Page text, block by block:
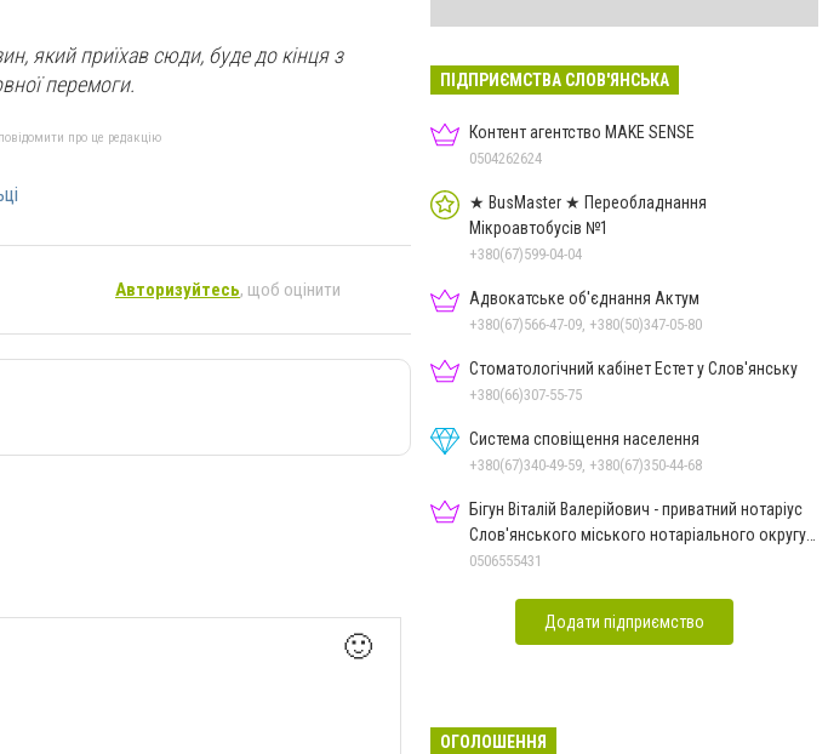
який приїхав сюди, буде до кінця з
перемоги.
про це редакцію
Авторизуйтесь, щоб оцінити
🙂
ПІДПРИЄМСТВА СЛОВ'ЯНСЬКА
Контент агентство MAKE SENSE
0504262624
★ BusMaster ★ Переобладнання
Мікроавтобусів №1
+380(67)599-04-04
Адвокатське об'єднання Актум
+380(67)566-47-09, +380(50)347-05-80
Стоматологічний кабінет Естет у Слов'янську
+380(66)307-55-75
Система сповіщення населення
+380(67)340-49-59, +380(67)350-44-68
Бігун Віталій Валерійович - приватний нотаріус
Слов'янського міського нотаріального округу
Дон.обл.
0506555431
Додати підприємство
ОГОЛОШЕННЯ